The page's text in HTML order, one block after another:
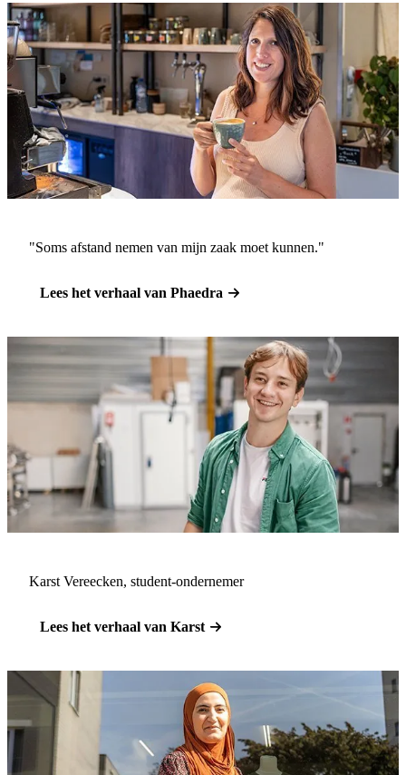
"Soms afstand nemen van mijn zaak moet kunnen."
Lees het verhaal van Phaedra
Karst Vereecken, student-ondernemer
Lees het verhaal van Karst